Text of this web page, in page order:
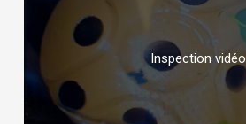
Inspection vidéo